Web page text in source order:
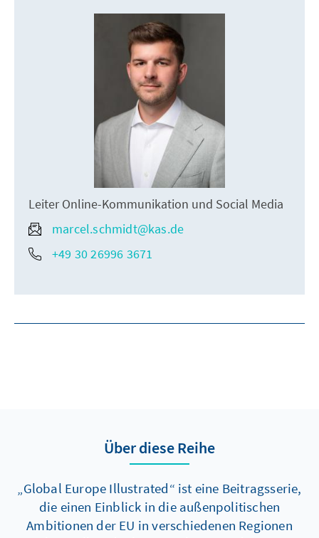
Leiter Online-Kommunikation und Social Media
marcel.schmidt@kas.de
+49 30 26996 3671
Über diese Reihe
„Global Europe Illustrated“ ist eine Beitragsserie,
die einen Einblick in die außenpolitischen
Ambitionen der EU in verschiedenen Regionen